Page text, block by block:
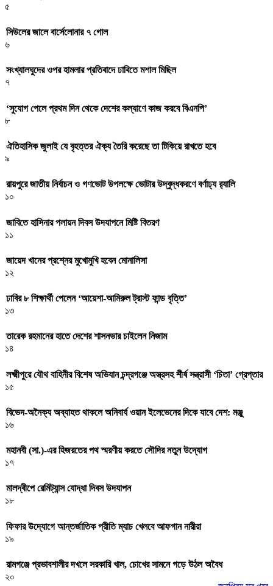
৫
সিউলের জালে বার্সেলোনার ৭ গোল
৬
সংখ্যালঘুদের ওপর হামলার প্রতিবাদে ঢাবিতে মশাল মিছিল
৭
‌‘সুযোগ পেলে প্রথম দিন থেকে দেশের কল্যাণে কাজ করবে বিএনপি’
৮
ঐতিহাসিক জুলাই যে বৃহত্তর ঐক্য তৈরি করেছে তা টিকিয়ে রাখতে হবে
৯
রায়পুরে জাতীয় নির্বাচন ও গণভোট উপলক্ষে ভোটার উদ্বুদ্ধকরণে বর্ণাঢ্য র‍্যালি
১০
জাবিতে হাসিনার পলায়ন দিবস উদযাপনে মিষ্টি বিতরণ
১১
জায়েদ খানের প্রশ্নের মুখোমুখি হবেন মোনালিসা
১২
ঢাবির ৮ শিক্ষার্থী পেলেন ‘আয়েশা-আমিরুল ট্রাস্ট ফান্ড বৃত্তি’
১৩
তারেক রহমানের হাতে দেশের শাসনভার চাইলেন নিজাম
১৪
লক্ষ্মীপুরে যৌথ বাহিনীর বিশেষ অভিযান চন্দ্রগঞ্জে অস্ত্রসহ শীর্ষ সন্ত্রাসী ‘চিতা’ গ্রেপ্তার
১৫
বিভেদ-অনৈক্য অব্যাহত থাকলে অনিবার্য ওয়ান ইলেভেনের দিকে যাবে দেশ: মঞ্জু
১৬
মহানবী (সা.)-এর হিজরতের পথ স্মরণীয় করতে সৌদির নতুন উদ্যোগ
১৭
মালদ্বীপে রেমিট্যান্স যোদ্ধা দিবস উদযাপন
১৮
ফিফার উদ্যোগে আন্তর্জাতিক প্রীতি ম্যাচ খেলবে আফগান নারীরা
১৯
রামগঞ্জে প্রভাবশালীর দখলে সরকারি খাল, চোখের সামনে গড়ে উঠল অবৈধ
২০